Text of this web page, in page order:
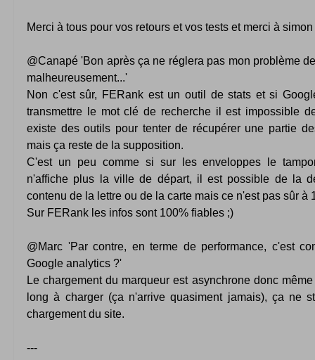
Merci à tous pour vos retours et vos tests et merci à
@Canapé 'Bon après ça ne réglera pas mon problème
malheureusement...'
Non c'est sûr, FERank est un outil de stats et si
transmettre le mot clé de recherche il est impossible
existe des outils pour tenter de récupérer une partie
mais ça reste de la supposition.
C'est un peu comme si sur les enveloppes le
n'affiche plus la ville de départ, il est possible de la
contenu de la lettre ou de la carte mais ce n'est pas sûr à
Sur FERank les infos sont 100% fiables ;)
@Marc 'Par contre, en terme de performance, c'est
Google analytics ?'
Le chargement du marqueur est asynchrone donc
long à charger (ça n'arrive quasiment jamais), ça ne
chargement du site.
---